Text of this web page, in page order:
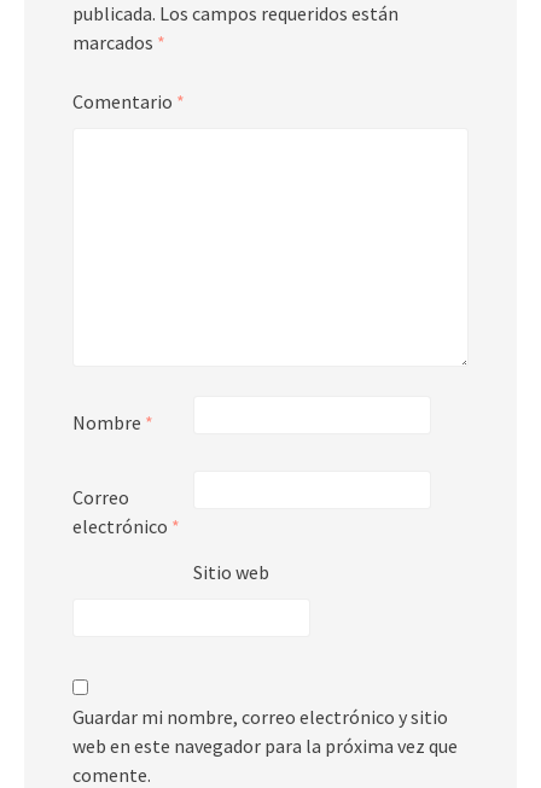
publicada. Los campos requeridos están
marcados *
Comentario *
Nombre *
Correo
electrónico *
Sitio web
Guardar mi nombre, correo electrónico y sitio
web en este navegador para la próxima vez que
comente.